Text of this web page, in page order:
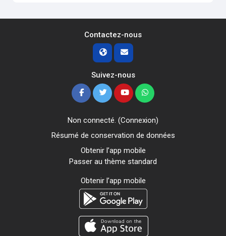
Contactez-nous
Suivez-nous
Non connecté. (Connexion)
Résumé de conservation de données
Obtenir l’app mobile
Passer au thème standard
Obtenir l’app mobile